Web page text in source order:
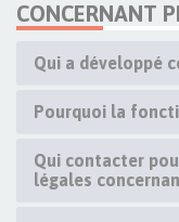
CONCERNANT
Qui a développé
Pourquoi la
Qui contacter
légales